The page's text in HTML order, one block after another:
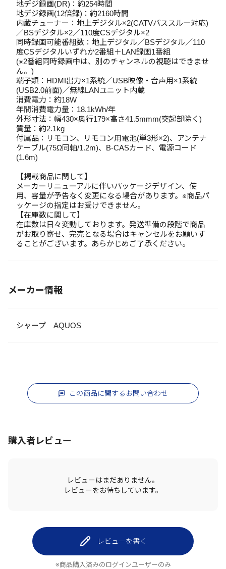
地デジ録画(DR)：約254時間
地デジ録画(12倍録)：約2160時間
内蔵チューナー：地上デジタル×2(CATVパススルー対応)
／BSデジタル×2／110度CSデジタル×2
同時録画可能番組数：地上デジタル／BSデジタル／110
度CSデジタルいずれか2番組＋LAN録画1番組
(※2番組同時録画中は、別のチャンネルの視聴はできませ
ん。)
端子類：HDMI出力×1系統／USB映像・音声用×1系統
(USB2.0前面)／無線LANユニット内蔵
消費電力：約18W
年間消費電力量：18.1kWh/年
外形寸法：幅430×奥行179×高さ41.5mmm(突起部除く)
質量：約2.1kg
付属品：リモコン、リモコン用電池(単3形×2)、アンテナ
ケーブル(75Ω同軸/1.2m)、B-CASカード、電源コード
(1.6m)
【掲載商品に関して】
メーカーリニューアルに伴いパッケージデザイン、使
用、容量が予告なく変更になる場合があります。※商品パ
ッケージの指定はお受けできません。
【在庫数に関して】
在庫数は日々変動しております。発送準備の段階で商品
がお取り寄せ、完売となる場合はキャンセルをお願いす
ることがございます。あらかじめご了承ください。
メーカー情報
シャープ AQUOS
この商品に関するお問い合わせ
購入者レビュー
レビューはまだありません。
レビューをお待ちしています。
レビューを書く
※商品購入済みのログインユーザーのみ